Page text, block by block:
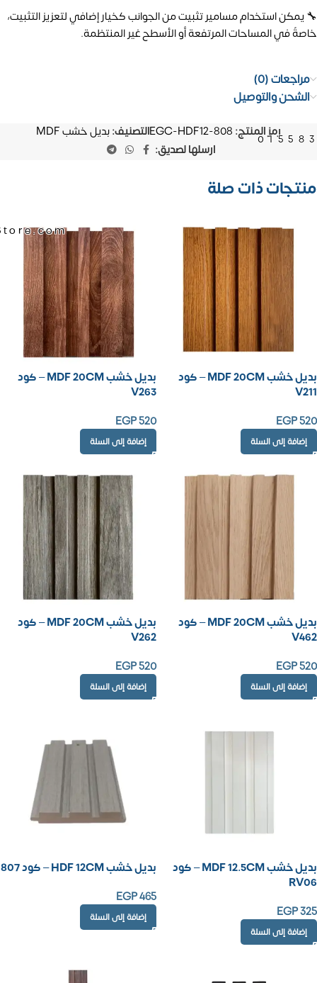
🔧 يمكن استخدام مسامير تثبيت من الجوانب كخيار إضافي لتعزيز التثبيت،
خاصةً في المساحات المرتفعة أو الأسطح غير المنتظمة.
مراجعات (0)
الشحن والتوصيل
رمز المنتج: EGC-HDF12-808التصنيف:بديل خشب MDF
ارسلها لصديق:
منتجات ذات صلة
بديل خشب MDF 20CM – كود
V211
EGP520
إضافة إلى السلة
بديل خشب MDF 20CM – كود
V263
EGP520
إضافة إلى السلة
بديل خشب MDF 20CM – كود
V462
EGP520
إضافة إلى السلة
بديل خشب MDF 20CM – كود
V262
EGP520
إضافة إلى السلة
بديل خشب MDF 12.5CM – كود
RV06
EGP325
إضافة إلى السلة
بديل خشب HDF 12CM – كود 807
EGP465
إضافة إلى السلة